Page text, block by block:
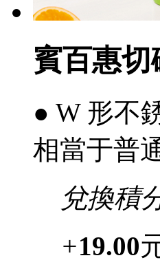
賓百惠切
● W 形不
相當于普
兌換積
+19.00